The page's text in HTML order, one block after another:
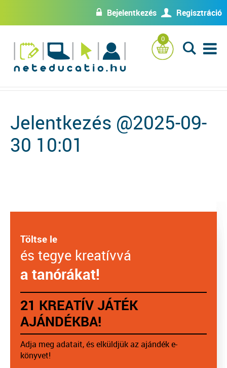
w Bejelentkezés U Regisztráció
0
L
Jelentkezés @2025-09-
30 10:01
Töltse le
és tegye kreatívvá
a tanórákat!
21 KREATÍV JÁTÉK
AJÁNDÉKBA!
Adja meg adatait, és elküldjük az ajándék e-
könyvet!